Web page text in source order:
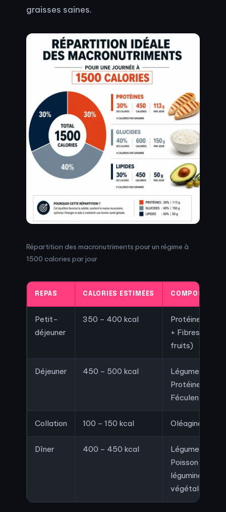
graisses saines.
Répartition des macronutriments pour un régime à
1500 calories par jour
REPAS CALORIES ESTIMÉES COMPOSITION
Petit-
déjeuner
350 – 400 kcal
Protéines
+ Fibres
fruits)
Déjeuner 450 – 500 kcal
Légumes à
Protéine
Féculents
Collation 100 – 150 kcal Oléagineux ou
Dîner 400 – 450 kcal
Légumes verts
Poisson ou
légumineuses
végétale